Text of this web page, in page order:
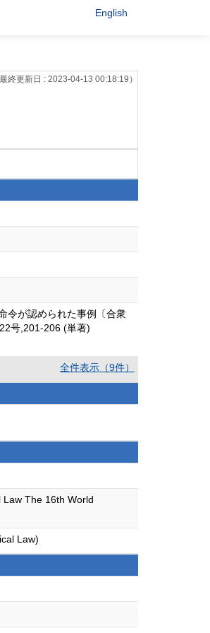
English
最終更新日 : 2023-04-13 00:18:19）
令が認められた事例〔合衆
号,201-206 (単著)
全件表示（9件）
The 16th World
Law)